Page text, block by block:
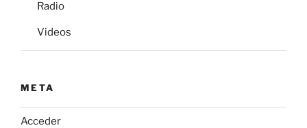
Radio
Videos
META
Acceder